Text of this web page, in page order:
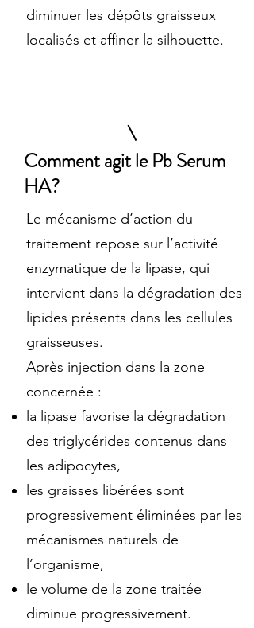
diminuer les dépôts graisseux
localisés et affiner la silhouette.
Comment agit le Pb Serum
HA?
Le mécanisme d’action du
traitement repose sur l’activité
enzymatique de la lipase, qui
intervient dans la dégradation des
lipides présents dans les cellules
graisseuses.
Après injection dans la zone
concernée :
la lipase favorise la dégradation
des triglycérides contenus dans
les adipocytes,
les graisses libérées sont
progressivement éliminées par les
mécanismes naturels de
l’organisme,
le volume de la zone traitée
diminue progressivement.